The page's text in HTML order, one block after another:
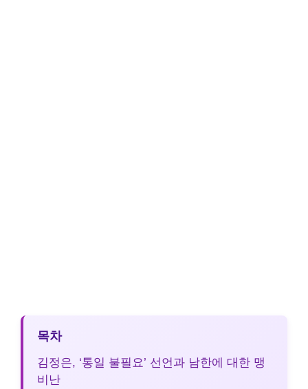
목차
김정은, ‘통일 불필요’ 선언과 남한에 대한 맹
비난